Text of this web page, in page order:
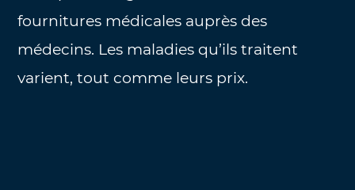
fournitures médicales auprès des
médecins. Les maladies qu’ils traitent
varient, tout comme leurs prix.